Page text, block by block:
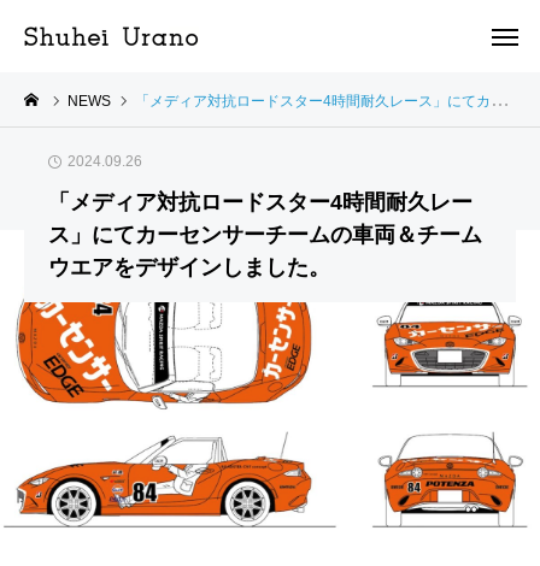
NEWS 「メディア対抗ロードスター4時間耐久レース」にてカーセンサーチームの車両＆チームウエアをデザインしました。
2024.09.26
「メディア対抗ロードスター4時間耐久レー
ス」にてカーセンサーチームの車両＆チーム
ウエアをデザインしました。